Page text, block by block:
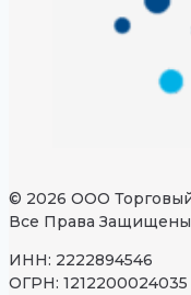
© 2026 ООО
Все Права
ИНН: 2222894546
ОГРН: 1212200024035